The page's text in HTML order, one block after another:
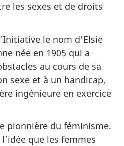
les sexes et de droits
le nom d’Elsie
née en 1905 qui a
au cours de sa
sexe et à un handicap,
ingénieure en exercice
pionnière du féminisme.
que les femmes